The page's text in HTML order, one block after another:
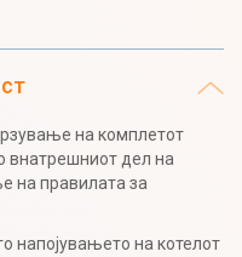
на комплетот
внатрешниот дел на
на правилата за
напојувањето на котелот